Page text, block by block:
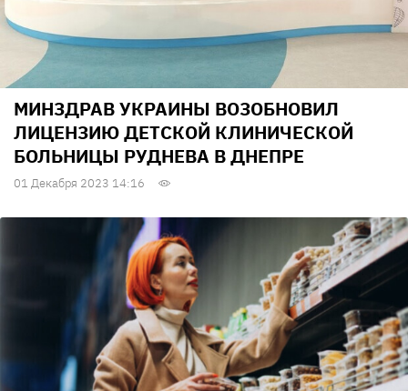
МИНЗДРАВ УКРАИНЫ ВОЗОБНОВИЛ
ЛИЦЕНЗИЮ ДЕТСКОЙ КЛИНИЧЕСКОЙ
БОЛЬНИЦЫ РУДНЕВА В ДНЕПРЕ
01 Декабря 2023 14:16